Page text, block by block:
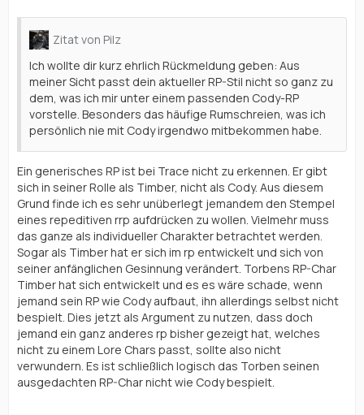
Zitat von Pilz
Ich wollte dir kurz ehrlich Rückmeldung geben: Aus
meiner Sicht passt dein aktueller RP-Stil nicht so ganz zu
dem, was ich mir unter einem passenden Cody-RP
vorstelle. Besonders das häufige Rumschreien, was ich
persönlich nie mit Cody irgendwo mitbekommen habe.
Ein generisches RP ist bei Trace nicht zu erkennen. Er gibt
sich in seiner Rolle als Timber, nicht als Cody. Aus diesem
Grund finde ich es sehr unüberlegt jemandem den Stempel
eines repeditiven rrp aufdrücken zu wollen. Vielmehr muss
das ganze als individueller Charakter betrachtet werden.
Sogar als Timber hat er sich im rp entwickelt und sich von
seiner anfänglichen Gesinnung verändert. Torbens RP-Char
Timber hat sich entwickelt und es es wäre schade, wenn
jemand sein RP wie Cody aufbaut, ihn allerdings selbst nicht
bespielt. Dies jetzt als Argument zu nutzen, dass doch
jemand ein ganz anderes rp bisher gezeigt hat, welches
nicht zu einem Lore Chars passt, sollte also nicht
verwundern. Es ist schließlich logisch das Torben seinen
ausgedachten RP-Char nicht wie Cody bespielt.